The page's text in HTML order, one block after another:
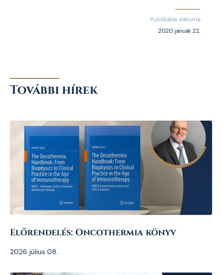
Publikálás dátuma
2020 január 22.
További hírek
Előrendelés: Oncothermia könyv
2026 július 08.